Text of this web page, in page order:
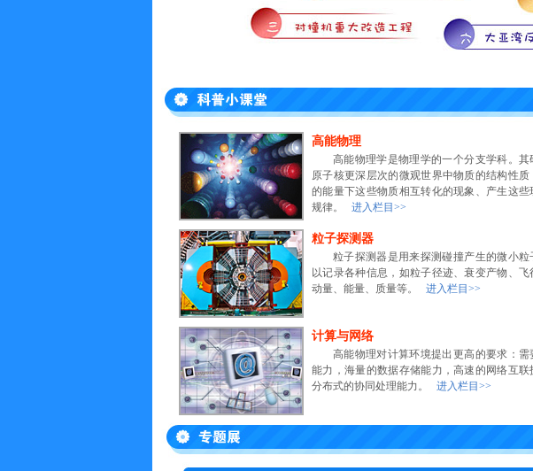
中微子何
·争分夺秒
大亚湾得
高能物理
高能物理学是物理学的一个分支学科。其
原子核更深层次的微观世界中物质的结构性
的能量下这些物质相互转化的现象、产生这些
规律。 进入栏目>>
粒子探测器
粒子探测器是用来探测碰撞产生的微小粒
以记录各种信息，如粒子径迹、衰变产物、
动量、能量、质量等。 进入栏目>>
计算与网络
高能物理对计算环境提出更高的要求：需
能力，海量的数据存储能力，高速的网络互联
分布式的协同处理能力。 进入栏目>>